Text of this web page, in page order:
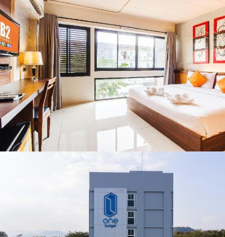
น่าน พร้อมชม
คอนเสิร์ตจากศิลปิน
ชื่อดังตลอด 5 วัน
สารปนเปื้อนต้นน้ำ